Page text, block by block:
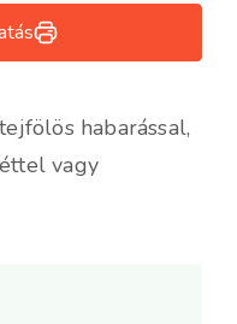
habarással,
vagy